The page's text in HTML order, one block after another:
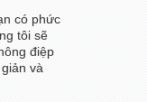
có phức
tôi sẽ
điệp
và